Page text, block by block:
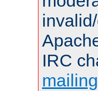
IRC